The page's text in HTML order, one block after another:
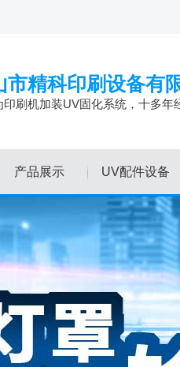
市精科印刷设备有
印刷机加装UV固化系统，十多年
产品展示 UV配件设备